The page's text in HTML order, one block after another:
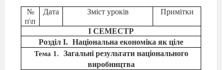
№
п\п
Дата Зміст уроків Примітки
І СЕМЕСТР
Розділ І. Національна економіка як ціле
Тема 1.
Загальні результати національного
виробництва